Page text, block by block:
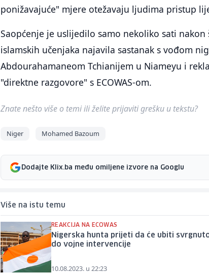
ponižavajuće" mjere otežavaju ljudima pristup
Saopćenje je uslijedilo samo nekoliko sati
islamskih učenjaka najavila sastanak s vođom
Abdourahamaneom Tchianijem u Niameyu i
"direktne razgovore" s ECOWAS-om.
Znate nešto više o temi ili želite prijaviti grešku u tekstu?
Niger Mohamed Bazoum
Dodajte Klix.ba među omiljene izvore na Googlu
Više na istu temu
REAKCIJA NA ECOWAS
Nigerska hunta prijeti da će ubiti
do vojne intervencije
10.08.2023. u 22:23